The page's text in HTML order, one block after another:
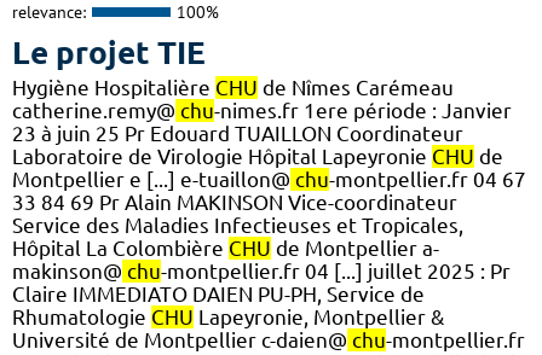
relevance: 100%
Le projet TIE
Hygiène Hospitalière CHU de Nîmes Carémeau
catherine.remy@ chu-nimes.fr 1ere période : Janvier
23 à juin 25 Pr Edouard TUAILLON Coordinateur
Laboratoire de Virologie Hôpital Lapeyronie CHU de
Montpellier e [...] e-tuaillon@ chu-montpellier.fr 04 67
33 84 69 Pr Alain MAKINSON Vice-coordinateur
Service des Maladies Infectieuses et Tropicales,
Hôpital La Colombière CHU de Montpellier a-
makinson@ chu-montpellier.fr 04 [...] juillet 2025 : Pr
Claire IMMEDIATO DAIEN PU-PH, Service de
Rhumatologie CHU Lapeyronie, Montpellier &
Université de Montpellier c-daien@ chu-montpellier.fr